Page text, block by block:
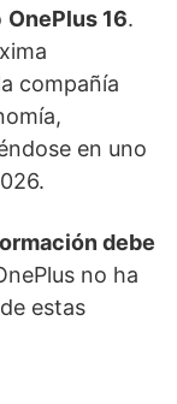
OnePlus 16.
compañía
en uno
debe
no ha
estas